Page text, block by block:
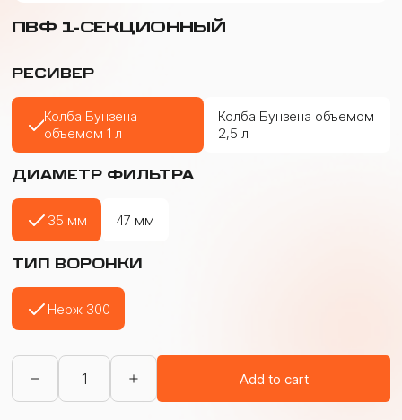
ПВФ 1-СЕКЦИОННЫЙ
РЕСИВЕР
Колба Бунзена
объемом 1 л
Колба Бунзена объемом
2,5 л
ДИАМЕТР ФИЛЬТРА
35 мм 47 мм
ТИП ВОРОНКИ
Нерж 300
ПВФ
секционный
Add to cart